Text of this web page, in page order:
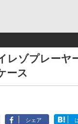
レゾプレーヤ
ース
シェア